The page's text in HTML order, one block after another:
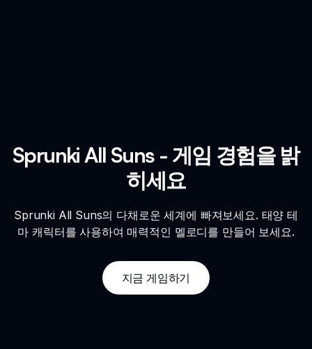
Sprunki All Suns - 게임 경험을 밝
히세요
Sprunki All Suns의 다채로운 세계에 빠져보세요. 태양 테
마 캐릭터를 사용하여 매력적인 멜로디를 만들어 보세요.
지금 게임하기